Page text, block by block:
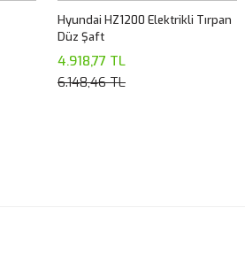
Hyundai HZ1200 Elektrikli Tırpan
Düz Şaft
4.918,77 TL
6.148,46 TL